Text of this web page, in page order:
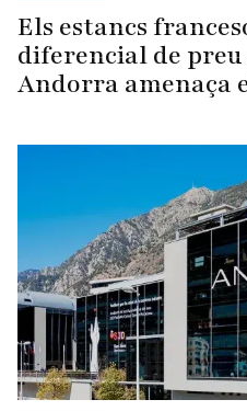
Els estancs
diferencial de preu
Andorra amenaça